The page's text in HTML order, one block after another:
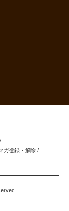
/
ガ登録・解除 /